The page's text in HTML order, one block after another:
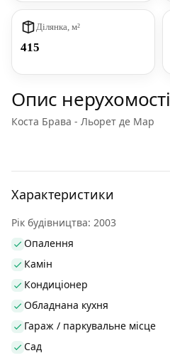
Ділянка, м²
415
Опис нерухомості
Коста Брава - Льорет де Мар
Характеристики
Рік будівництва: 2003
Опалення
Камін
Кондиціонер
Обладнана кухня
Гараж / паркувальне місце
Сад